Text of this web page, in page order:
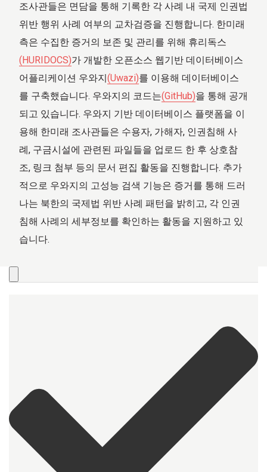
조사관들은 면담을 통해 기록한 각 사례 내 국제 인권법
위반 행위 사례 여부의 교차검증을 진행합니다. 한미래
측은 수집한 증거의 보존 및 관리를 위해 휴리독스
(HURIDOCS)가 개발한 오픈소스 웹기반 데이터베이스
어플리케이션 우와지(Uwazi)를 이용해 데이터베이스
를 구축했습니다. 우와지의 코드는(GitHub)을 통해 공개
되고 있습니다. 우와지 기반 데이터베이스 플랫폼을 이
용해 한미래 조사관들은 수용자, 가해자, 인권침해 사
례, 구금시설에 관련된 파일들을 업로드 한 후 상호참
조, 링크 첨부 등의 문서 편집 활동을 진행합니다. 추가
적으로 우와지의 고성능 검색 기능은 증거를 통해 드러
나는 북한의 국제법 위반 사례 패턴을 밝히고, 각 인권
침해 사례의 세부정보를 확인하는 활동을 지원하고 있
습니다.